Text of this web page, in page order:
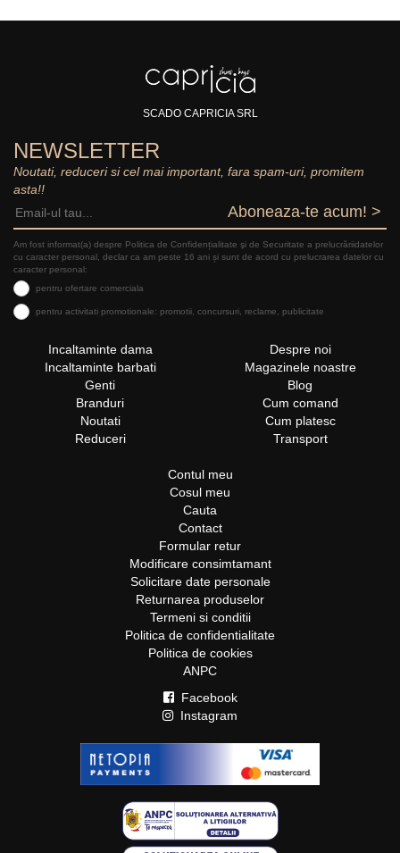
SCADO CAPRICIA SRL
NEWSLETTER
Noutati, reduceri si cel mai important, fara spam-uri, promitem
asta!!
Aboneaza-te acum! >
Am fost informat(a) despre Politica de Confidențialitate şi de Securitate a prelucrăriidatelor
cu caracter personal, declar ca am peste 16 ani și sunt de acord cu prelucrarea datelor cu
caracter personal:
pentru ofertare comerciala
pentru activitati promotionale: promotii, concursuri, reclame, publicitate
Incaltaminte dama
Incaltaminte barbati
Genti
Branduri
Noutati
Reduceri
Despre noi
Magazinele noastre
Blog
Cum comand
Cum platesc
Transport
Contul meu
Cosul meu
Cauta
Contact
Formular retur
Modificare consimtamant
Solicitare date personale
Returnarea produselor
Termeni si conditii
Politica de confidentialitate
Politica de cookies
ANPC
Facebook
Instagram